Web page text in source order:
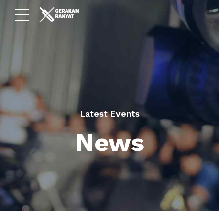
Latest Events
News